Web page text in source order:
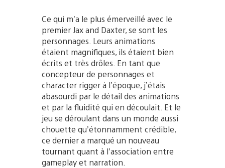
Ce qui m’a le plus émerveillé avec le
premier Jax and Daxter, se sont les
personnages. Leurs animations
étaient magnifiques, ils étaient bien
écrits et très drôles. En tant que
concepteur de personnages et
character rigger à l’époque, j’étais
abasourdi par le détail des animations
et par la fluidité qui en découlait. Et le
jeu se déroulant dans un monde aussi
chouette qu’étonnamment crédible,
ce dernier a marqué un nouveau
tournant quant à l’association entre
gameplay et narration.